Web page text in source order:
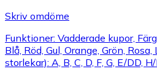
Skriv omdöme
Funktioner: Vadderade kupor,
Blå, Röd, Gul, Orange, Grön,
storlekar): A, B, C, D, F, G, E/DD, H/